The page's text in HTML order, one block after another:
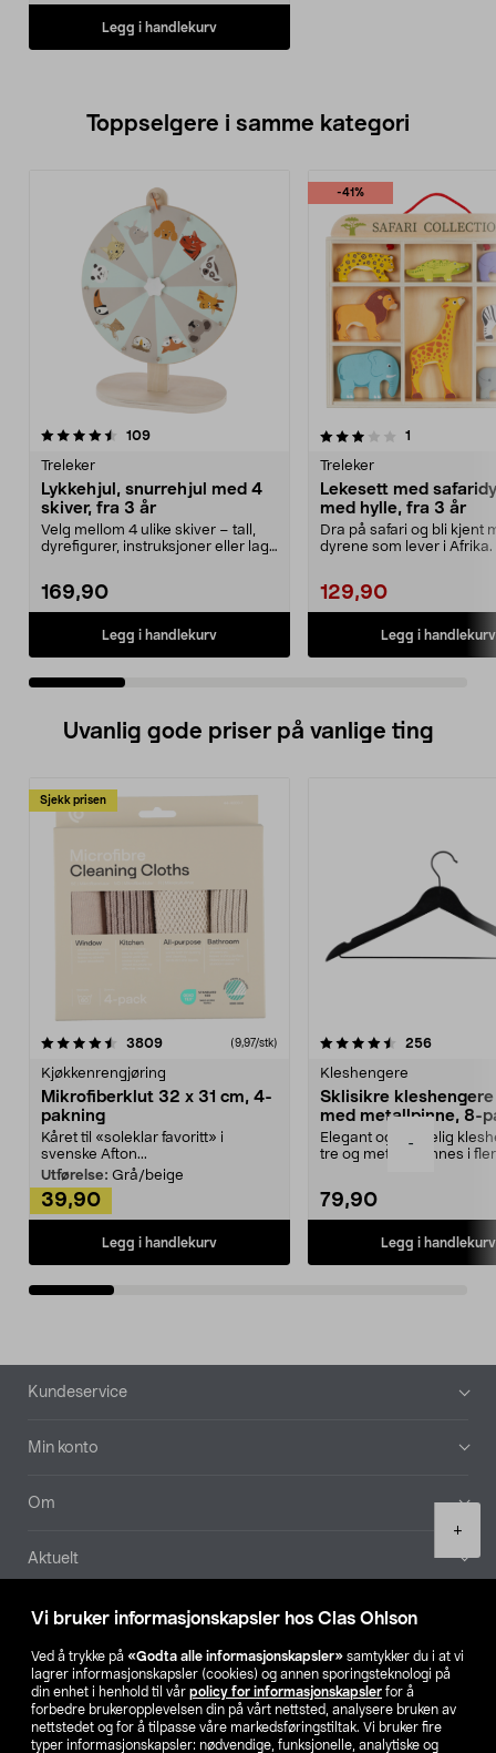
Vi bruker informasjonskapsler hos Clas Ohlson
Ved å trykke på «Godta alle informasjonskapsler» samtykker du i at vi
lagrer informasjonskapsler (cookies) og annen sporingsteknologi på
din enhet i henhold til vår policy for informasjonskapsler for å
forbedre brukeropplevelsen din på vårt nettsted, analysere bruken av
nettstedet og for å tilpasse våre markedsføringstiltak. Vi bruker fire
typer informasjonskapsler: nødvendige, funksjonelle, analytiske og
-
+
Legg i handlekurv
Toppselgere i samme kategori
109anmeldelser
Treleker
Lykkehjul, snurrehjul med 4
skiver, fra 3 år
Velg mellom 4 ulike skiver – tall,
dyrefigurer, instruksjoner eller lag
169,90
Legg i handlekurv
-41%
3.0 av 5 stjerner 1
Treleker
Lekesett med
med hylle, fra 3 år
Dra på safari og bli kjent
dyrene som lever i Afrika.
129,90
Legg i handlekurv
4.5 av 5 stjerner
Uvanlig gode priser på vanlige ting
Sjekk prisen
3809anmeldelser(9,97/stk)
Kjøkkenrengjøring
Mikrofiberklut 32 x 31 cm, 4-
pakning
Kåret til «soleklar favoritt» i
svenske Afton...
Utførelse: Grå/beige
39,90
Legg i handlekurv
4.5av 5 stjerner 256
Kleshengere
Sklisikre
med metallpinne, 8-
Elegant og skikkelig
tre og metall – finnes i
79,90
Legg i handlekurv
4.5av 5 stjerner
Bunntekst
Kundeservice
Min konto
Om
Aktuelt
Våre selskaper
Finn din butikk
SE NO FI